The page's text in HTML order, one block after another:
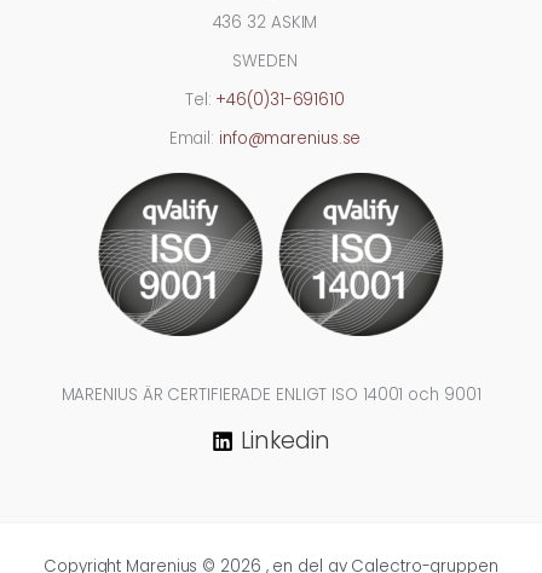
436 32 ASKIM
SWEDEN
Tel: +46(0)31-691610
Email: info@marenius.se
MARENIUS ÄR CERTIFIERADE ENLIGT ISO 14001 och 9001
Linkedin
Copyright Marenius © 2026 , en del av Calectro-gruppen